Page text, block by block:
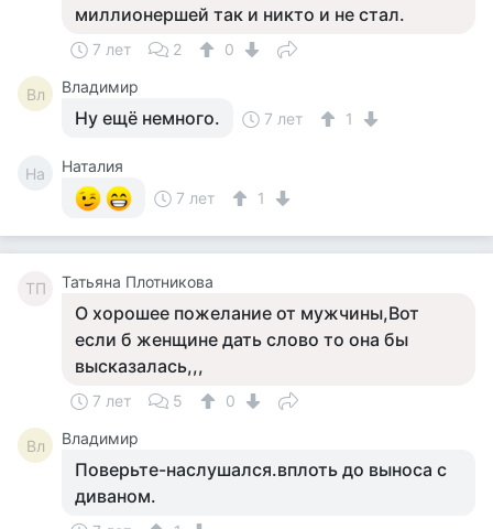
миллионершей так и никто и не стал.
7 лет 2 0
Вл Владимир
Ну ещё немного. 7 лет 1
На
Наталия
7 лет
1
ТП Татьяна Плотникова
О хорошее пожелание от мужчины,Вот
если б женщине дать слово то она бы
высказалась,,,
7 лет 5 0
Вл Владимир
Поверьте-наслушался.вплоть до выноса с
диваном.